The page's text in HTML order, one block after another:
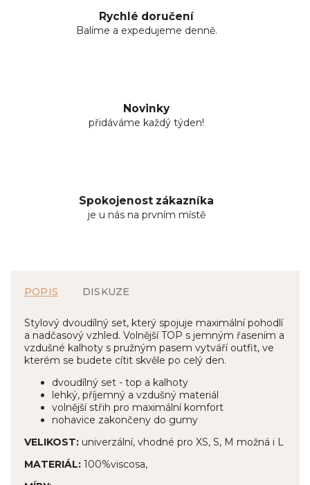
Rychlé doručení
Balíme a expedujeme denně.
Novinky
přidáváme každý týden!
Spokojenost zákazníka
je u nás na prvním místě
POPIS DISKUZE
Stylový dvoudílný set, který spojuje maximální pohodlí
a nadčasový vzhled. Volnější TOP s jemným řasením a
vzdušné kalhoty s pružným pasem vytváří outfit, ve
kterém se budete cítit skvěle po celý den.
dvoudílný set - top a kalhoty
lehký, příjemný a vzdušný materiál
volnější střih pro maximální komfort
nohavice zakončeny do gumy
VELIKOST: univerzální, vhodné pro XS, S, M možná i L
MATERIÁL: 100%viscosa,